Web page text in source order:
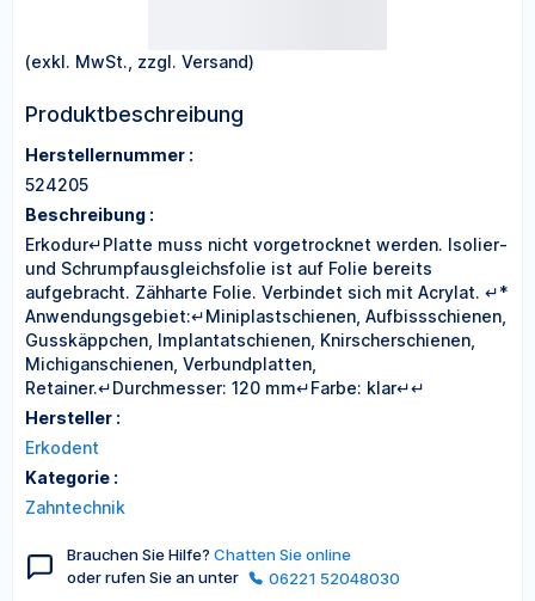
(exkl. MwSt., zzgl. Versand)
Produktbeschreibung
Herstellernummer :
524205
Beschreibung :
Erkodur↵Platte muss nicht vorgetrocknet werden. Isolier-
und Schrumpfausgleichsfolie ist auf Folie bereits
aufgebracht. Zähharte Folie. Verbindet sich mit Acrylat. ↵*
Anwendungsgebiet:↵Miniplastschienen, Aufbissschienen,
Gusskäppchen, Implantatschienen, Knirscherschienen,
Michiganschienen, Verbundplatten,
Retainer.↵Durchmesser: 120 mm↵Farbe: klar↵↵
Hersteller :
Erkodent
Kategorie :
Zahntechnik
Brauchen Sie Hilfe? Chatten Sie online
oder rufen Sie an unter
06221 52048030